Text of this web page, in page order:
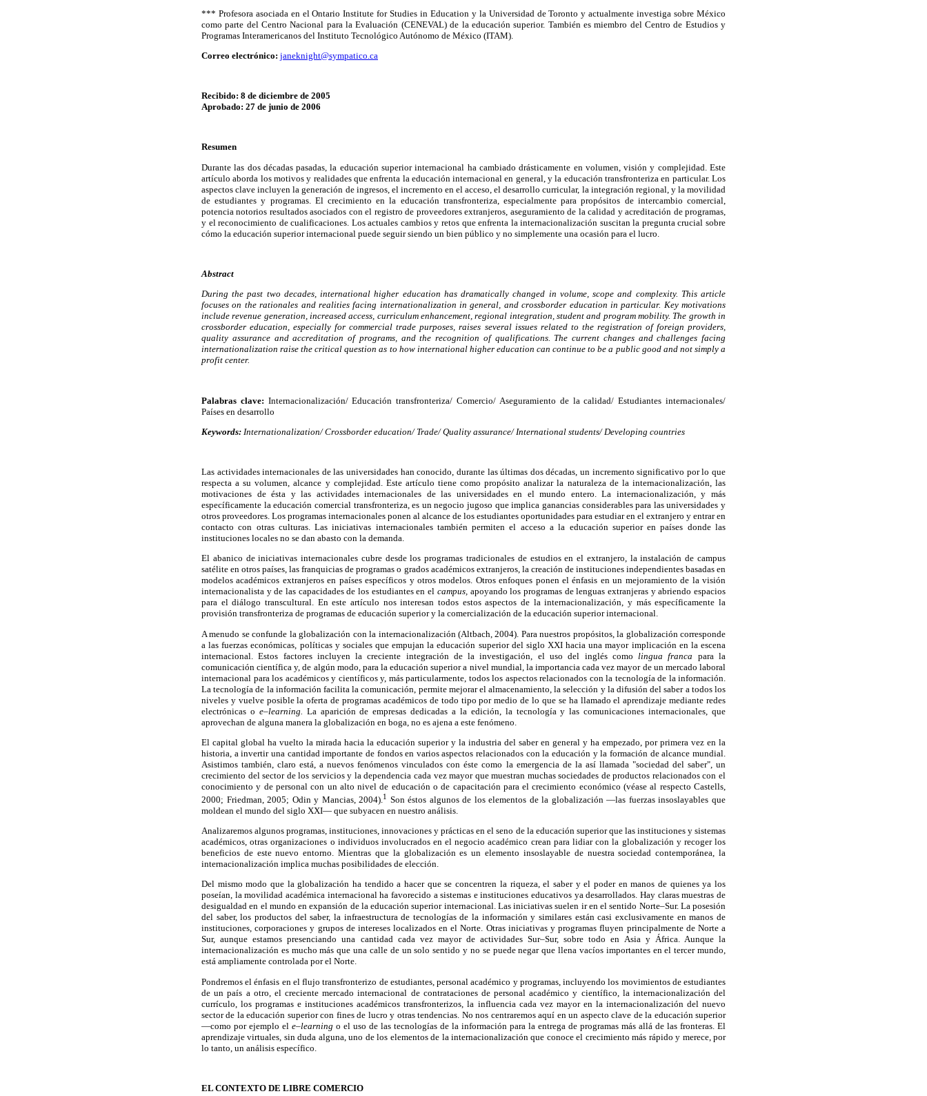
*** Profesora asociada en el Ontario Institute for Studies in Education y la Universidad de Toronto y actualmente investiga sobre México
como parte del Centro Nacional para la Evaluación (CENEVAL) de la educación superior. También es miembro del Centro de Estudios y
Programas Interamericanos del Instituto Tecnológico Autónomo de México (ITAM).
Correo electrónico: janeknight@sympatico.ca
Recibido: 8 de diciembre de 2005
Aprobado: 27 de junio de 2006
Resumen
Durante las dos décadas pasadas, la educación superior internacional ha cambiado drásticamente en volumen, visión y complejidad. Este
artículo aborda los motivos y realidades que enfrenta la educación internacional en general, y la educación transfronteriza en particular. Los
aspectos clave incluyen la generación de ingresos, el incremento en el acceso, el desarrollo curricular, la integración regional, y la movilidad
de estudiantes y programas. El crecimiento en la educación transfronteriza, especialmente para propósitos de intercambio comercial,
potencia notorios resultados asociados con el registro de proveedores extranjeros, aseguramiento de la calidad y acreditación de programas,
y el reconocimiento de cualificaciones. Los actuales cambios y retos que enfrenta la internacionalización suscitan la pregunta crucial sobre
cómo la educación superior internacional puede seguir siendo un bien público y no simplemente una ocasión para el lucro.
Abstract
During the past two decades, international higher education has dramatically changed in volume, scope and complexity. This article
focuses on the rationales and realities facing internationalization in general, and crossborder education in particular. Key motivations
include revenue generation, increased access, curriculum enhancement, regional integration, student and program mobility. The growth in
crossborder education, especially for commercial trade purposes, raises several issues related to the registration of foreign providers,
quality assurance and accreditation of programs, and the recognition of qualifications. The current changes and challenges facing
internationalization raise the critical question as to how international higher education can continue to be a public good and not simply a
profit center.
Palabras clave: Internacionalización/ Educación transfronteriza/ Comercio/ Aseguramiento de la calidad/ Estudiantes internacionales/
Países en desarrollo
Keywords: Internationalization/ Crossborder education/ Trade/ Quality assurance/ International students/ Developing countries
Las actividades internacionales de las universidades han conocido, durante las últimas dos décadas, un incremento significativo por lo que
respecta a su volumen, alcance y complejidad. Este artículo tiene como propósito analizar la naturaleza de la internacionalización, las
motivaciones de ésta y las actividades internacionales de las universidades en el mundo entero. La internacionalización, y más
específicamente la educación comercial transfronteriza, es un negocio jugoso que implica ganancias considerables para las universidades y
otros proveedores. Los programas internacionales ponen al alcance de los estudiantes oportunidades para estudiar en el extranjero y entrar en
contacto con otras culturas. Las iniciativas internacionales también permiten el acceso a la educación superior en países donde las
instituciones locales no se dan abasto con la demanda.
El abanico de iniciativas internacionales cubre desde los programas tradicionales de estudios en el extranjero, la instalación de campus
satélite en otros países, las franquicias de programas o grados académicos extranjeros, la creación de instituciones independientes basadas en
modelos académicos extranjeros en países específicos y otros modelos. Otros enfoques ponen el énfasis en un mejoramiento de la visión
internacionalista y de las capacidades de los estudiantes en el campus, apoyando los programas de lenguas extranjeras y abriendo espacios
para el diálogo transcultural. En este artículo nos interesan todos estos aspectos de la internacionalización, y más específicamente la
provisión transfronteriza de programas de educación superior y la comercialización de la educación superior internacional.
A menudo se confunde la globalización con la internacionalización (Altbach, 2004). Para nuestros propósitos, la globalización corresponde
a las fuerzas económicas, políticas y sociales que empujan la educación superior del siglo XXI hacia una mayor implicación en la escena
internacional. Estos factores incluyen la creciente integración de la investigación, el uso del inglés como lingua franca para la
comunicación científica y, de algún modo, para la educación superior a nivel mundial, la importancia cada vez mayor de un mercado laboral
internacional para los académicos y científicos y, más particularmente, todos los aspectos relacionados con la tecnología de la información.
La tecnología de la información facilita la comunicación, permite mejorar el almacenamiento, la selección y la difusión del saber a todos los
niveles y vuelve posible la oferta de programas académicos de todo tipo por medio de lo que se ha llamado el aprendizaje mediante redes
electrónicas o e–learning. La aparición de empresas dedicadas a la edición, la tecnología y las comunicaciones internacionales, que
aprovechan de alguna manera la globalización en boga, no es ajena a este fenómeno.
El capital global ha vuelto la mirada hacia la educación superior y la industria del saber en general y ha empezado, por primera vez en la
historia, a invertir una cantidad importante de fondos en varios aspectos relacionados con la educación y la formación de alcance mundial.
Asistimos también, claro está, a nuevos fenómenos vinculados con éste como la emergencia de la así llamada "sociedad del saber", un
crecimiento del sector de los servicios y la dependencia cada vez mayor que muestran muchas sociedades de productos relacionados con el
conocimiento y de personal con un alto nivel de educación o de capacitación para el crecimiento económico (véase al respecto Castells,
2000; Friedman, 2005; Odin y Mancias, 2004).1 Son éstos algunos de los elementos de la globalización —las fuerzas insoslayables que
moldean el mundo del siglo XXI— que subyacen en nuestro análisis.
Analizaremos algunos programas, instituciones, innovaciones y prácticas en el seno de la educación superior que las instituciones y sistemas
académicos, otras organizaciones o individuos involucrados en el negocio académico crean para lidiar con la globalización y recoger los
beneficios de este nuevo entorno. Mientras que la globalización es un elemento insoslayable de nuestra sociedad contemporánea, la
internacionalización implica muchas posibilidades de elección.
Del mismo modo que la globalización ha tendido a hacer que se concentren la riqueza, el saber y el poder en manos de quienes ya los
poseían, la movilidad académica internacional ha favorecido a sistemas e instituciones educativos ya desarrollados. Hay claras muestras de
desigualdad en el mundo en expansión de la educación superior internacional. Las iniciativas suelen ir en el sentido Norte–Sur. La posesión
del saber, los productos del saber, la infraestructura de tecnologías de la información y similares están casi exclusivamente en manos de
instituciones, corporaciones y grupos de intereses localizados en el Norte. Otras iniciativas y programas fluyen principalmente de Norte a
Sur, aunque estamos presenciando una cantidad cada vez mayor de actividades Sur–Sur, sobre todo en Asia y África. Aunque la
internacionalización es mucho más que una calle de un solo sentido y no se puede negar que llena vacíos importantes en el tercer mundo,
está ampliamente controlada por el Norte.
Pondremos el énfasis en el flujo transfronterizo de estudiantes, personal académico y programas, incluyendo los movimientos de estudiantes
de un país a otro, el creciente mercado internacional de contrataciones de personal académico y científico, la internacionalización del
currículo, los programas e instituciones académicos transfronterizos, la influencia cada vez mayor en la internacionalización del nuevo
sector de la educación superior con fines de lucro y otras tendencias. No nos centraremos aquí en un aspecto clave de la educación superior
—como por ejemplo el e–learning o el uso de las tecnologías de la información para la entrega de programas más allá de las fronteras. El
aprendizaje virtuales, sin duda alguna, uno de los elementos de la internacionalización que conoce el crecimiento más rápido y merece, por
lo tanto, un análisis específico.
EL CONTEXTO DE LIBRE COMERCIO